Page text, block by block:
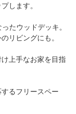
します。
たウッドデッキ。
リビングにも。
上手なお家を目指
るフリースペー